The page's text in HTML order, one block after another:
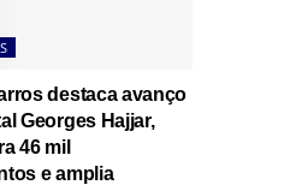
destaca avanço
Georges Hajjar,
46 mil
e amplia